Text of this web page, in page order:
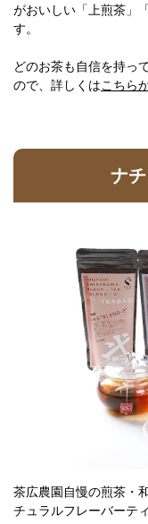
がおいしい「上煎茶」
す。
どのお茶も自信を持っ
ので、詳しくはこちら
ナ
茶広農園自慢の煎茶・
チュラルフレーバーテ